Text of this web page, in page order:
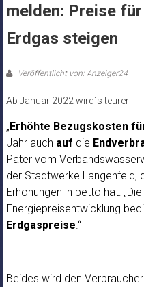
melden: Preise
Erdgas steigen
Veröffentlicht von: Anzeiger24
Ab Januar 2022 wird´s teurer
„Erhöhte Bezugskosten
Jahr auch auf die
Pater vom
der Stadtwerke Langenfeld,
Erhöhungen in petto hat:
Energiepreisentwicklung
Erdgaspreise.“
Beides wird den